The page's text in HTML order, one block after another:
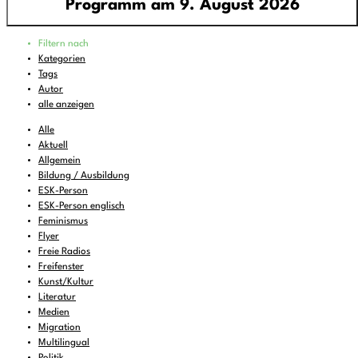
Programm am 9. August 2026
02:00
04:00 - 06:00
06:00
07:00
08:00 - 09:00 Musik zum Aufstehen oder Liegenbleiben
09:00 - 10:00 Cool Britannia
10:00
11:00 - 12:00
12:00 - 14:00
14:00
14:30 - 15:00
Filtern nach
Kategorien
Tags
Autor
alle anzeigen
Alle
Aktuell
Allgemein
Bildung / Ausbildung
ESK-Person
ESK-Person englisch
Feminismus
Flyer
Freie Radios
Freifenster
Kunst/Kultur
Literatur
Medien
Migration
Multilingual